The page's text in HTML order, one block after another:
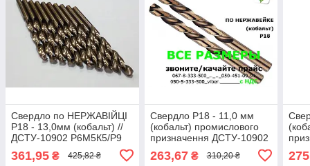
Свердло по НЕРЖАВІЙЦІ
Р18 - 13,0мм (кобальт) //
ДСТУ-10902 Р6М5К5/Р9
361,95 ₴ 425,82 ₴
Свердло Р18 - 11,0 мм
(кобальт) промислового
призначення ДСТУ-10902
Р6М5К5/Р9 (DIN338 G-Co)
263,67₴ 310,20 ₴